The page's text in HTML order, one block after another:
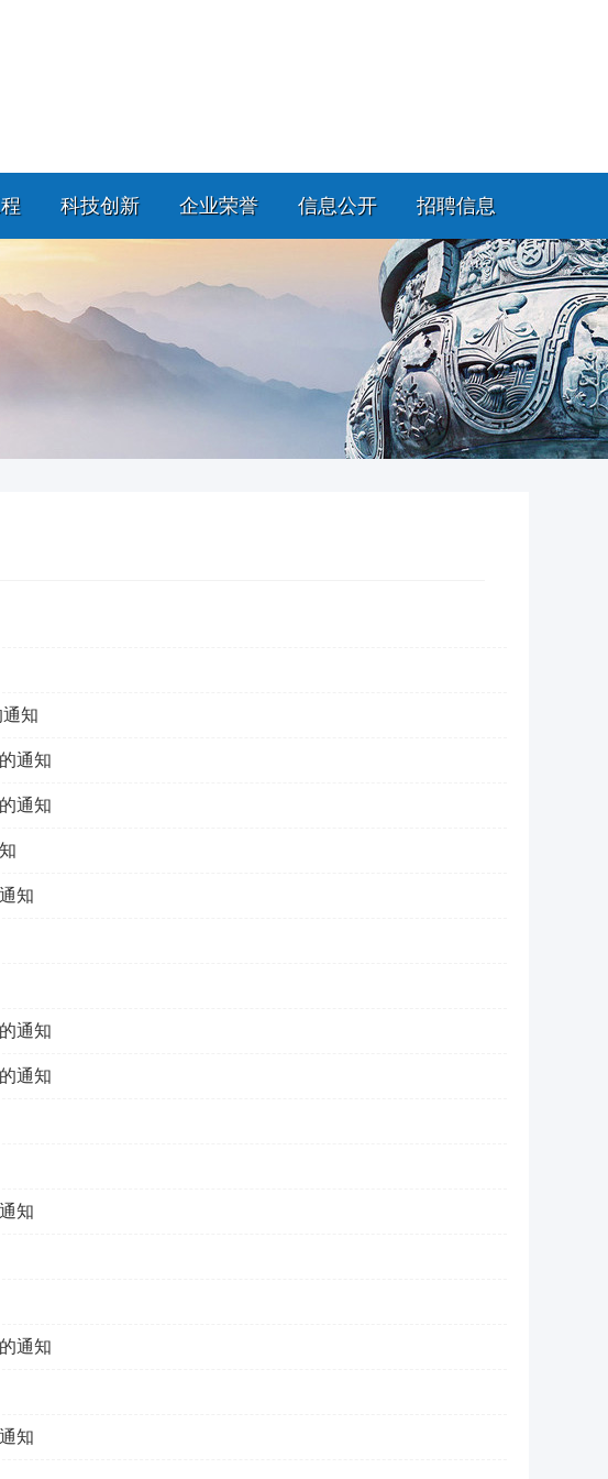
科技创新 企业荣誉 信息公开 招聘信息
知
通知
通知
知
通知
通知
知
通知
知